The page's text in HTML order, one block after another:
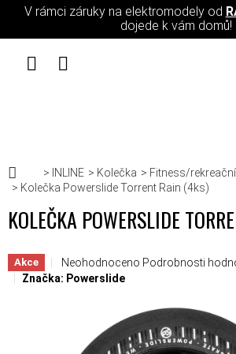
Přejít na obsah
V rámci záruky na elektromodely od
dojede k vám domů!
DomůINLINE Kolečka
Fitness/rekreační
Kolečka Powerslide Torrent Rain (4ks)
KOLEČKA POWERSLIDE
Akce Průměrné hodnocení produktu je
Neohodnoceno Podrobnosti
Značka: Powerslide